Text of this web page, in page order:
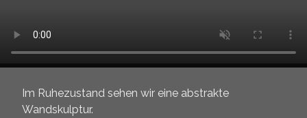
Im Ruhezustand sehen wir eine abstrakte
Wandskulptur.